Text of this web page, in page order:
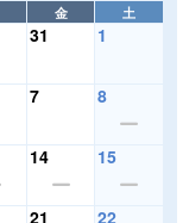
金 土
31 1
7 8
14 15
21 22